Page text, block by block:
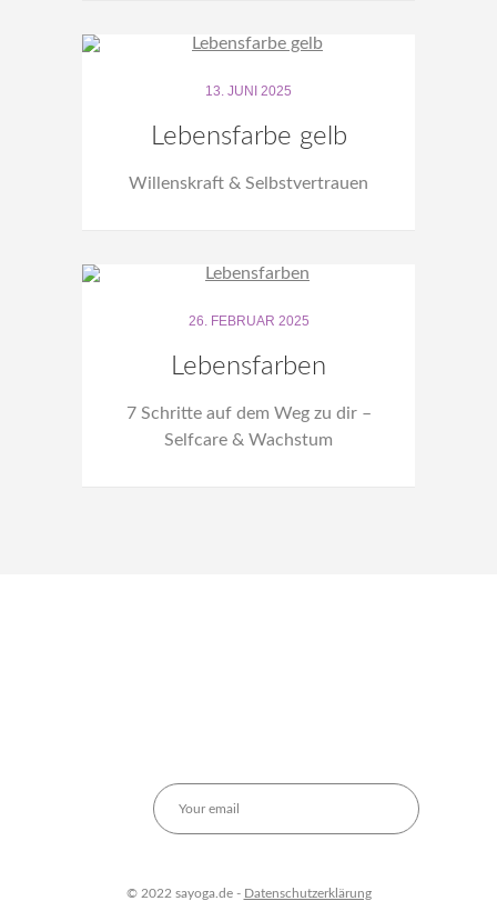
13. JUNI 2025
Lebensfarbe gelb
Willenskraft & Selbstvertrauen
26. FEBRUAR 2025
Lebensfarben
7 Schritte auf dem Weg zu dir –
Selfcare & Wachstum
© 2022 sayoga.de - Datenschutzerklärung